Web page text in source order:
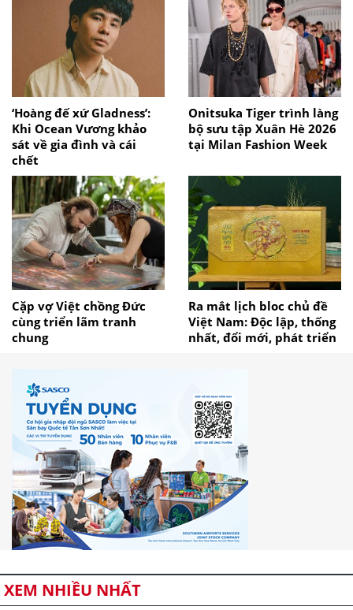
‘Hoàng đế xứ Gladness’:
Khi Ocean Vương khảo
sát về gia đình và cái
chết
Onitsuka Tiger trình làng
bộ sưu tập Xuân Hè 2026
tại Milan Fashion Week
Cặp vợ Việt chồng Đức
cùng triển lãm tranh
chung
Ra mắt lịch bloc chủ đề
Việt Nam: Độc lập, thống
nhất, đổi mới, phát triển
XEM NHIỀU NHẤT